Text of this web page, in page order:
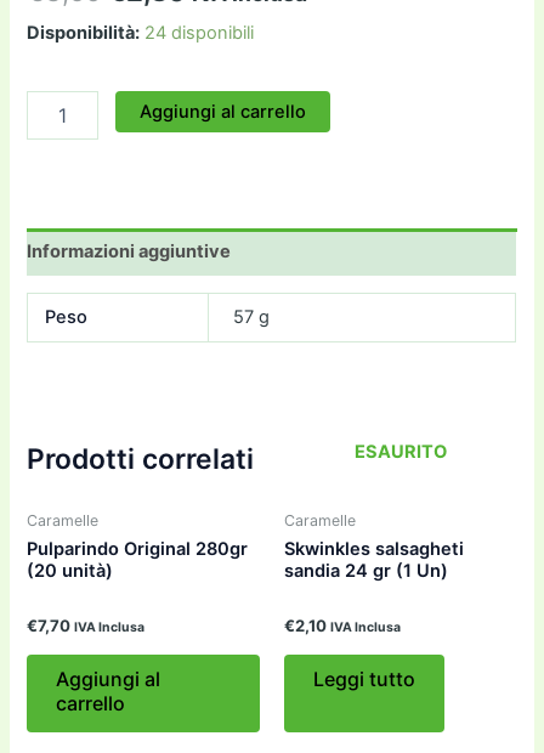
prezzo
era:
prezzo
è:
Disponibilità: 24 disponibili
Gummy
Aggiungi al carrello
Informazioni aggiuntive
Peso 57 g
Prodotti correlati
Caramelle
Pulparindo Original 280gr
(20 unità)
€7,70 IVA Inclusa
Aggiungi al
carrello
ESAURITO
Caramelle
Skwinkles salsagheti
sandia 24 gr (1 Un)
€2,10 IVA Inclusa
Leggi tutto